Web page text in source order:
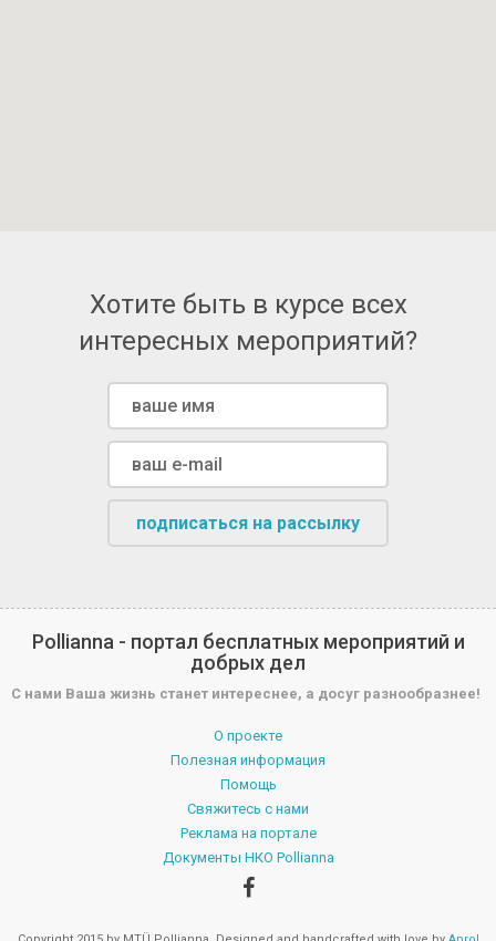
Хотите быть в курсе всех
интересных мероприятий?
подписаться на рассылку
Pollianna - портал бесплатных мероприятий и
добрых дел
С нами Ваша жизнь станет интереснее, а досуг разнообразнее!
О проекте
Полезная информация
Помощь
Свяжитесь с нами
Реклама на портале
Документы НКО Pollianna